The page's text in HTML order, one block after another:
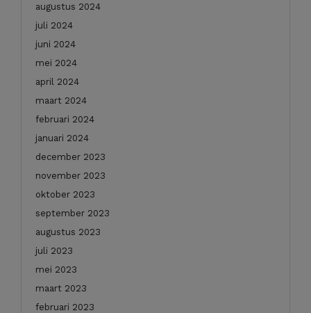
augustus 2024
juli 2024
juni 2024
mei 2024
april 2024
maart 2024
februari 2024
januari 2024
december 2023
november 2023
oktober 2023
september 2023
augustus 2023
juli 2023
mei 2023
maart 2023
februari 2023